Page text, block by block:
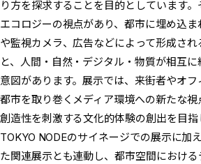
り方を探求することを目的としています。
エコロジーの視点があり、都市に埋め込
や監視カメラ、広告などによって形成さ
と、人間・自然・デジタル・物質が相互
意図があります。展示では、来街者やオフ
都市を取り巻くメディア環境への新たな視
創造性を刺激する文化的体験の創出を目
TOKYO NODEのサイネージでの展示に加
た関連展示とも連動し、都市空間におけ